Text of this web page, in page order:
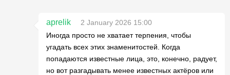
aprelik
2 January 2026 15:00
Иногда просто не хватает терпения, чтобы
угадать всех этих знаменитостей. Когда
попадаются известные лица, это, конечно, радует,
но вот разгадывать менее известных актёров или